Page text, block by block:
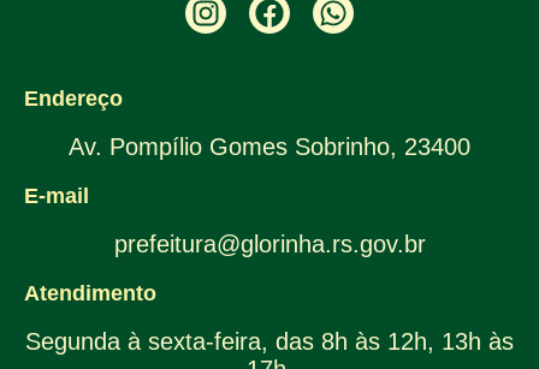
Endereço
Av. Pompílio Gomes Sobrinho, 23400
E-mail
prefeitura@glorinha.rs.gov.br
Atendimento
Segunda à sexta-feira, das 8h às 12h, 13h às